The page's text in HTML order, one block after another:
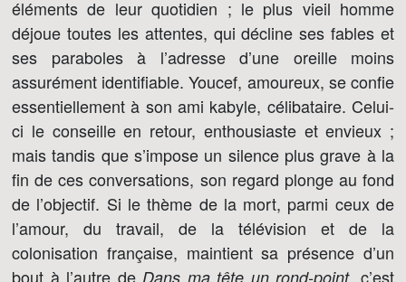
éléments de leur quotidien ; le plus vieil homme
déjoue toutes les attentes, qui décline ses fables et
ses paraboles à l’adresse d’une oreille moins
assurément identifiable. Youcef, amoureux, se confie
essentiellement à son ami kabyle, célibataire. Celui-
ci le conseille en retour, enthousiaste et envieux ;
mais tandis que s’impose un silence plus grave à la
fin de ces conversations, son regard plonge au fond
de l’objectif. Si le thème de la mort, parmi ceux de
l’amour, du travail, de la télévision et de la
colonisation française, maintient sa présence d’un
bout à l’autre de Dans ma tête un rond-point, c’est